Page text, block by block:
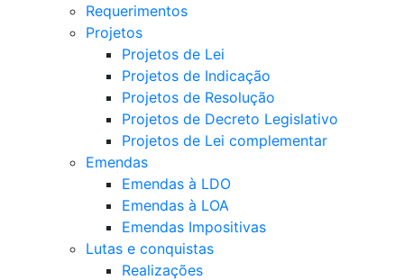
Requerimentos
Projetos
Projetos de Lei
Projetos de Indicação
Projetos de Resolução
Projetos de Decreto Legislativo
Projetos de Lei complementar
Emendas
Emendas à LDO
Emendas à LOA
Emendas Impositivas
Lutas e conquistas
Realizações